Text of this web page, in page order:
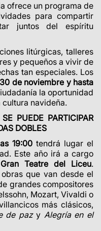
ofrece un programa de
para compartir
juntos del espíritu
litúrgicas, talleres
y pequeños a vivir de
tan especiales. Los
de noviembre y hasta
la oportunidad
navideña.
PUEDE PARTICIPAR
DOBLES
19:00 tendrá lugar el
Este año irá a cargo
Teatre del Liceu.
que van desde el
grandes compositores
Mozart, Vivaldi o
más clásicos,
de pazy Alegría en el